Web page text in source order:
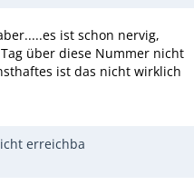
ist schon nervig,
über diese Nummer nicht
ist das nicht wirklich
erreichba